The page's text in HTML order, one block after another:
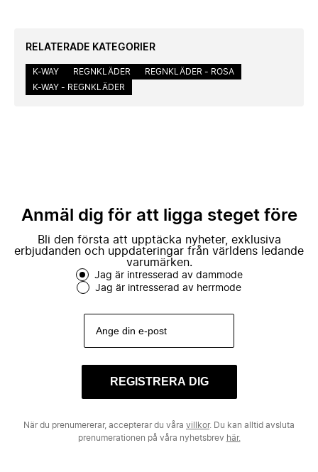
RELATERADE KATEGORIER
K-WAY REGNKLÄDER
REGNKLÄDER - ROSA
K-WAY - REGNKLÄDER
Anmäl dig för att ligga steget före
Bli den första att upptäcka nyheter, exklusiva
erbjudanden och uppdateringar från världens ledande
varumärken.
Jag är intresserad av dammode
Jag är intresserad av herrmode
REGISTRERA DIG
När du prenumererar, accepterar du våra villkor. Du kan alltid avsluta
prenumerationen på våra nyhetsbrev här.